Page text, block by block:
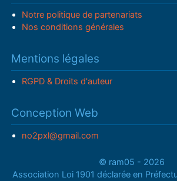
Notre politique de partenariats
Nos conditions générales
Mentions légales
RGPD & Droits d'auteur
Conception Web
no2pxl@gmail.com
© ram05 - 2026
Association Loi 1901 déclarée en